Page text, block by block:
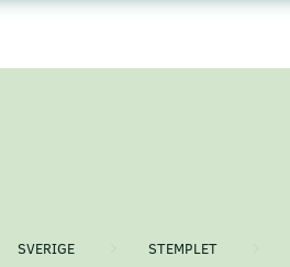
SVERIGE STEMPLET